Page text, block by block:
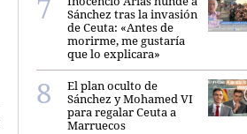
Sánchez tras la invasión
de Ceuta: «Antes de
morirme, me gustaría
que lo explicara»
El plan oculto de
Sánchez y Mohamed VI
para regalar Ceuta a
Marruecos